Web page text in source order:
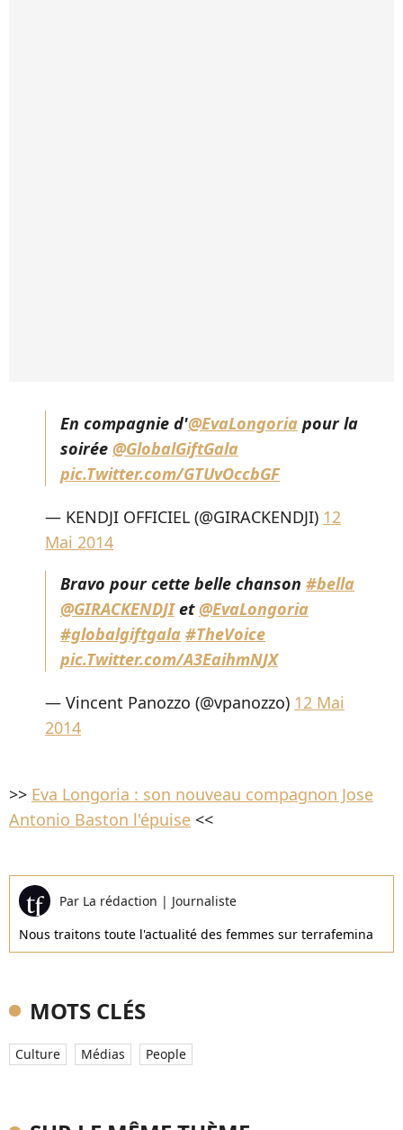
En compagnie d'@EvaLongoria pour la
soirée @GlobalGiftGala
pic.Twitter.com/GTUvOccbGF
— KENDJI OFFICIEL (@GIRACKENDJI) 12
Mai 2014
Bravo pour cette belle chanson #bella
@GIRACKENDJIet@EvaLongoria
#globalgiftgala #TheVoice
pic.Twitter.com/A3EaihmNJX
— Vincent Panozzo (@vpanozzo) 12 Mai
2014
>> Eva Longoria : son nouveau compagnon Jose
Antonio Baston l'épuise <<
Par La rédaction | Journaliste
Nous traitons toute l'actualité des femmes sur terrafemina
MOTS CLÉS
Culture Médias People